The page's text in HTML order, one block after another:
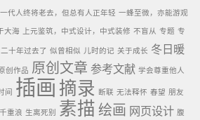
一代人终将老去，但总有人正年轻 一蜂至微，亦能游观
大海 上元鉴筑，中式设计，中式装修 不盲从 专题 专
二十年过去了 似曾相似 儿时的记 关于成长 冬日暖
原创作品 原创文章 参考文献 学会尊重他人
间 插画 摘录 断联 无法释怀 春望 朋友
重浪 生离死别 素描 绘画 网页设计 腹